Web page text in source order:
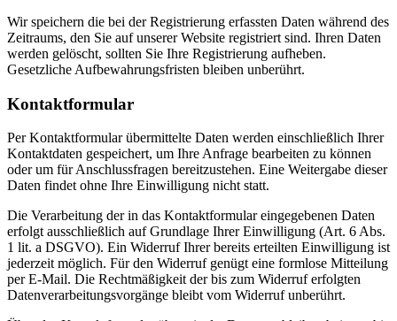
Wir speichern die bei der Registrierung erfassten Daten während des
Zeitraums, den Sie auf unserer Website registriert sind. Ihren Daten
werden gelöscht, sollten Sie Ihre Registrierung aufheben.
Gesetzliche Aufbewahrungsfristen bleiben unberührt.
Kontaktformular
Per Kontaktformular übermittelte Daten werden einschließlich Ihrer
Kontaktdaten gespeichert, um Ihre Anfrage bearbeiten zu können
oder um für Anschlussfragen bereitzustehen. Eine Weitergabe dieser
Daten findet ohne Ihre Einwilligung nicht statt.
Die Verarbeitung der in das Kontaktformular eingegebenen Daten
erfolgt ausschließlich auf Grundlage Ihrer Einwilligung (Art. 6 Abs.
1 lit. a DSGVO). Ein Widerruf Ihrer bereits erteilten Einwilligung ist
jederzeit möglich. Für den Widerruf genügt eine formlose Mitteilung
per E-Mail. Die Rechtmäßigkeit der bis zum Widerruf erfolgten
Datenverarbeitungsvorgänge bleibt vom Widerruf unberührt.